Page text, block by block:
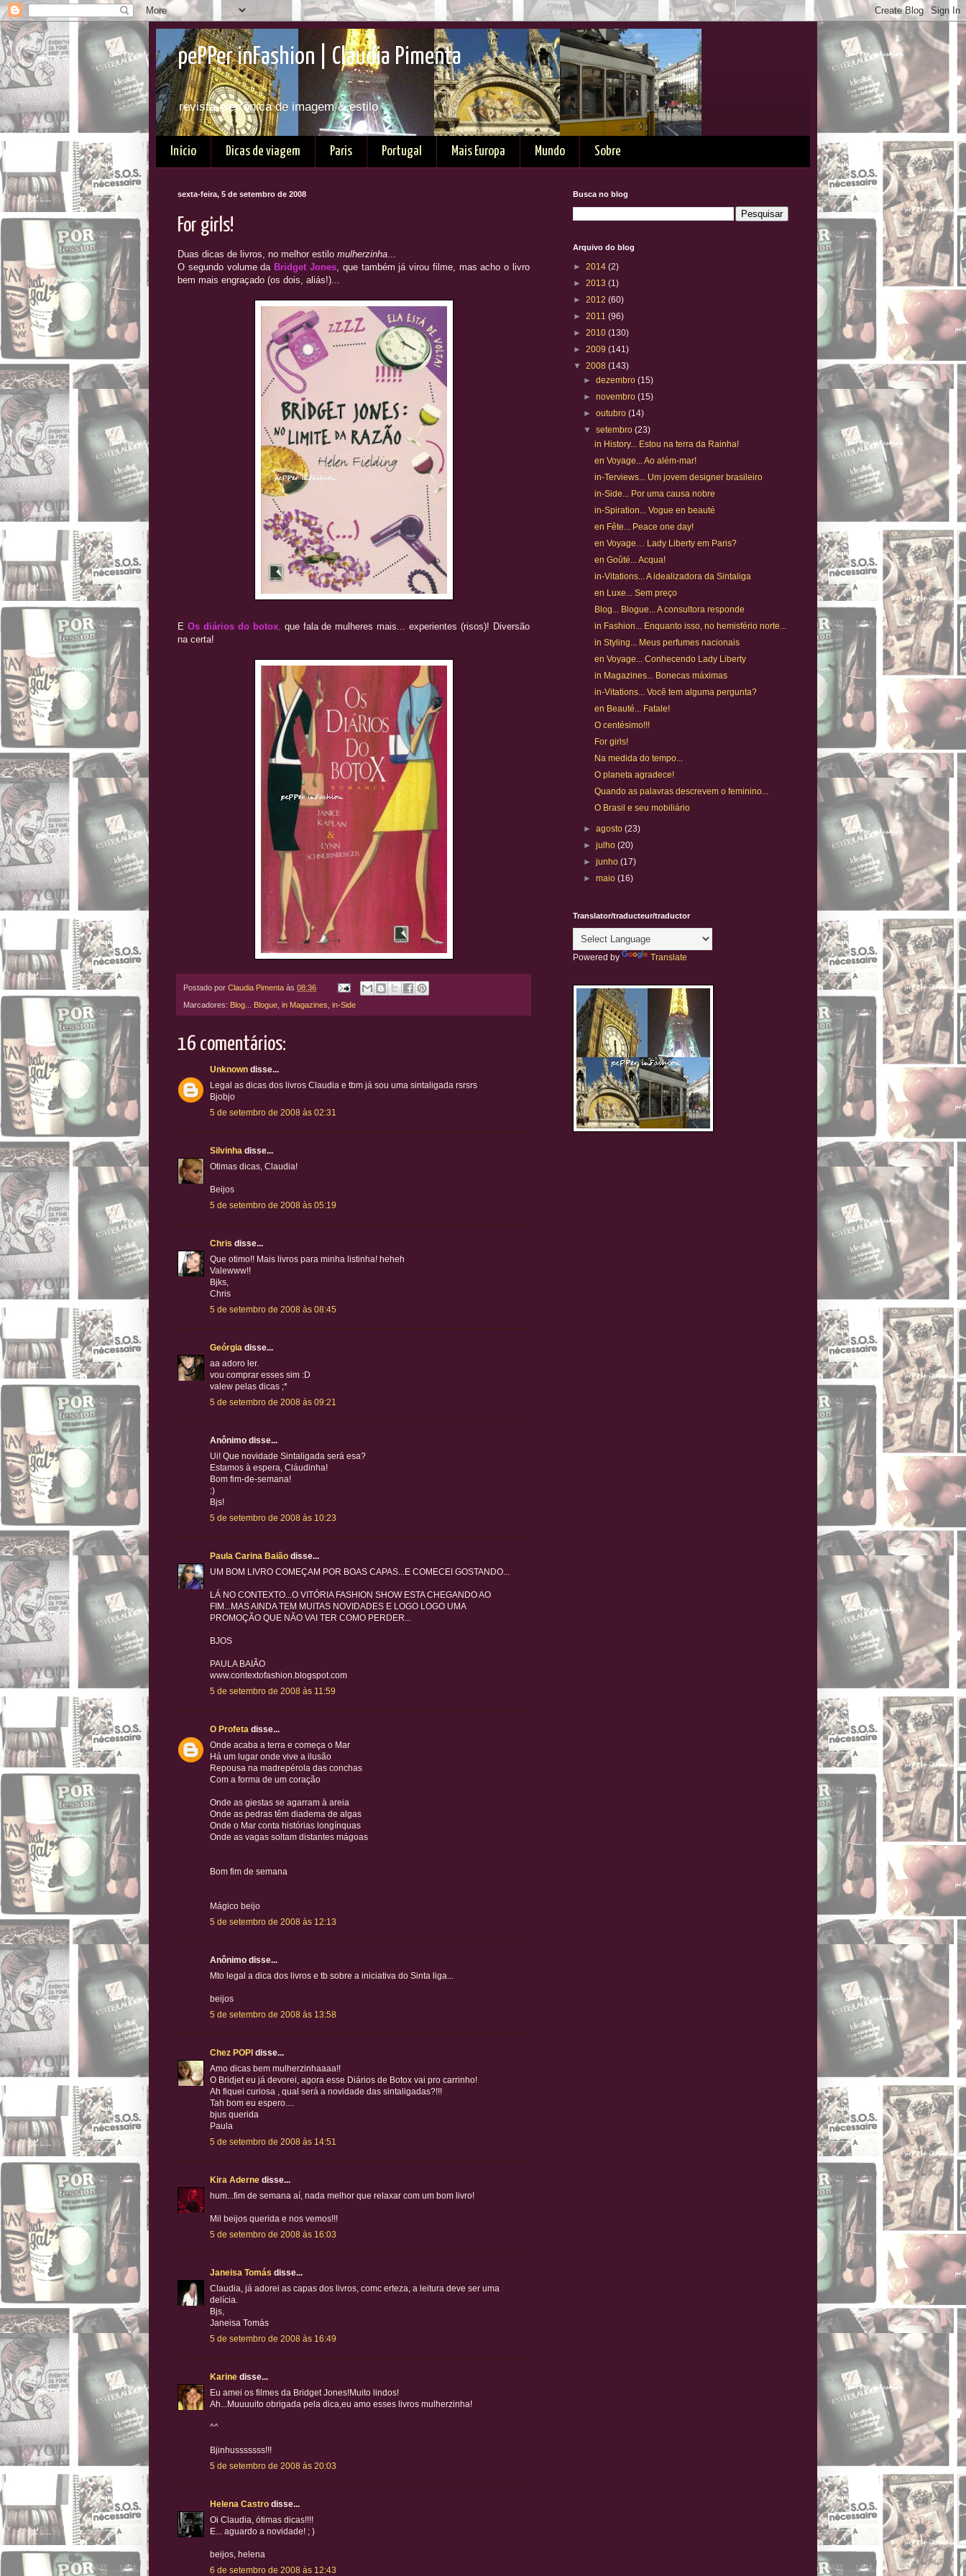
pePPer inFashion | Claudia Pimenta
revista eletrônica de imagem & estilo
Início Dicas de viagem Paris Portugal Mais Europa Mundo Sobre
sexta-feira, 5 de setembro de 2008
For girls!
Duas dicas de livros, no melhor estilo mulherzinha
O segundo volume da Bridget Jones, que também já virou filme, mas acho o livro
bem mais engraçado (os dois, aliás!)...
E Os diários do botox, que fala de mulheres mais... experientes (risos)! Diversão
na certa!
Postado por Claudia Pimenta às 08:36
Marcadores: Blog... Blogue in Magazines in-Side
16 comentários:
Unknown disse...
Legal as dicas dos livros Claudia e tbm já sou uma sintaligada rsrsrs
Bjobjo
5 de setembro de 2008 às 02:31
Silvinha disse...
Otimas dicas, Claudia!
Beijos
5 de setembro de 2008 às 05:19
Chris disse...
Que otimo!! Mais livros para minha listinha! heheh
Valewww!!
Bjks,
Chris
5 de setembro de 2008 às 08:45
Geórgia disse...
aa adoro ler.
vou comprar esses sim :D
valew pelas dicas ;*
5 de setembro de 2008 às 09:21
Anônimo disse...
Ui! Que novidade Sintaligada será esa?
Estamos à espera, Cláudinha!
Bom fim-de-semana!
:)
Bjs!
5 de setembro de 2008 às 10:23
Paula Carina Baião disse...
UM BOM LIVRO COMEÇAM POR BOAS CAPAS...E COMECEI GOSTANDO...
LÁ NO CONTEXTO...O VITÓRIA FASHION SHOW ESTA CHEGANDO AO
FIM...MAS AINDA TEM MUITAS NOVIDADES E LOGO LOGO UMA
PROMOÇÃO QUE NÃO VAI TER COMO PERDER...
BJOS
PAULA BAIÃO
www.contextofashion.blogspot.com
5 de setembro de 2008 às 11:59
O Profeta disse...
Onde acaba a terra e começa o Mar
Há um lugar onde vive a ilusão
Repousa na madrepérola das conchas
Com a forma de um coração
Onde as giestas se agarram à areia
Onde as pedras têm diadema de algas
Onde o Mar conta histórias longínquas
Onde as vagas soltam distantes mágoas
Bom fim de semana
Mágico beijo
5 de setembro de 2008 às 12:13
Anônimo disse...
Mto legal a dica dos livros e tb sobre a iniciativa do Sinta liga...
beijos
5 de setembro de 2008 às 13:58
Chez POPI disse...
Amo dicas bem mulherzinhaaaa!!
O Bridjet eu já devorei, agora esse Diários de Botox vai pro carrinho!
Ah fiquei curiosa , qual será a novidade das sintaligadas?!!!
Tah bom eu espero....
bjus querida
Paula
5 de setembro de 2008 às 14:51
Kira Aderne disse...
hum...fim de semana aí, nada melhor que relaxar com um bom livro!
Mil beijos querida e nos vemos!!!
5 de setembro de 2008 às 16:03
Janeisa Tomás disse...
Claudia, já adorei as capas dos livros, comc erteza, a leitura deve ser uma
delícia.
Bjs,
Janeisa Tomás
5 de setembro de 2008 às 16:49
Karine disse...
Eu amei os filmes da Bridget Jones!Muito lindos!
Ah...Muuuuito obrigada pela dica,eu amo esses livros mulherzinha!
^^
Bjinhusssssss!!!
5 de setembro de 2008 às 20:03
Helena Castro disse...
Oi Claudia, ótimas dicas!!!!
E... aguardo a novidade! ; )
beijos, helena
6 de setembro de 2008 às 12:43
Busca no blog
Arquivo do blog
► 2014 (2)
► 2013 (1)
► 2012 (60)
► 2011 (96)
► 2010 (130)
► 2009 (141)
▼ 2008 (143)
►dezembro(15)
►novembro(15)
►outubro(14)
▼setembro(23)
in History... Estou na terra da Rainha!
en Voyage... Ao além-mar!
in-Terviews... Um jovem designer brasileiro
in-Side... Por uma causa nobre
in-Spiration... Vogue en beauté
en Fête... Peace one day!
en Voyage… Lady Liberty em Paris?
en Goûté... Acqua!
in-Vitations... A idealizadora da Sintaliga
en Luxe... Sem preço
Blog... Blogue... A consultora responde
in Fashion... Enquanto isso, no hemisfério norte...
in Styling... Meus perfumes nacionais
en Voyage... Conhecendo Lady Liberty
in Magazines... Bonecas máximas
in-Vitations... Você tem alguma pergunta?
en Beauté... Fatale!
O centésimo!!!
For girls!
Na medida do tempo...
O planeta agradece!
Quando as palavras descrevem o feminino...
O Brasil e seu mobiliário
►agosto(23)
►julho(20)
►junho(17)
►maio(16)
Translator/traducteur/traductor
Powered by Translate